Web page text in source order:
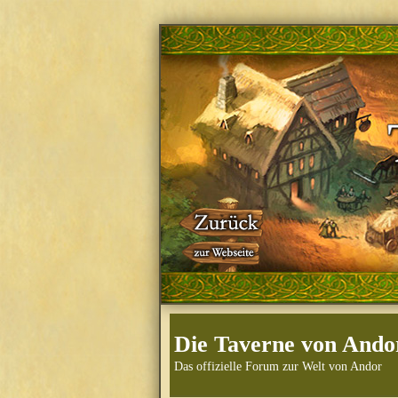
Die Taverne von
Das offizielle Forum zur Welt von Andor